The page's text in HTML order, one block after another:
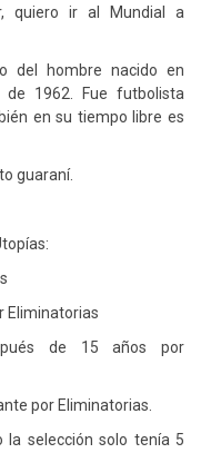
quiero ir al Mundial a
del hombre nacido en
1962. Fue futbolista
en su tiempo libre es
guaraní.
Eliminatorias
de 15 años por
por Eliminatorias.
la selección solo tenía 5